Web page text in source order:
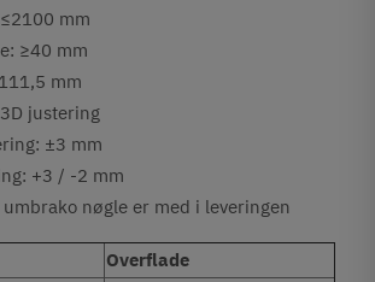
mm
≥40 mm
mm
justering
±3 mm
+3 / -2 mm
nøgle er med i leveringen
Overflade